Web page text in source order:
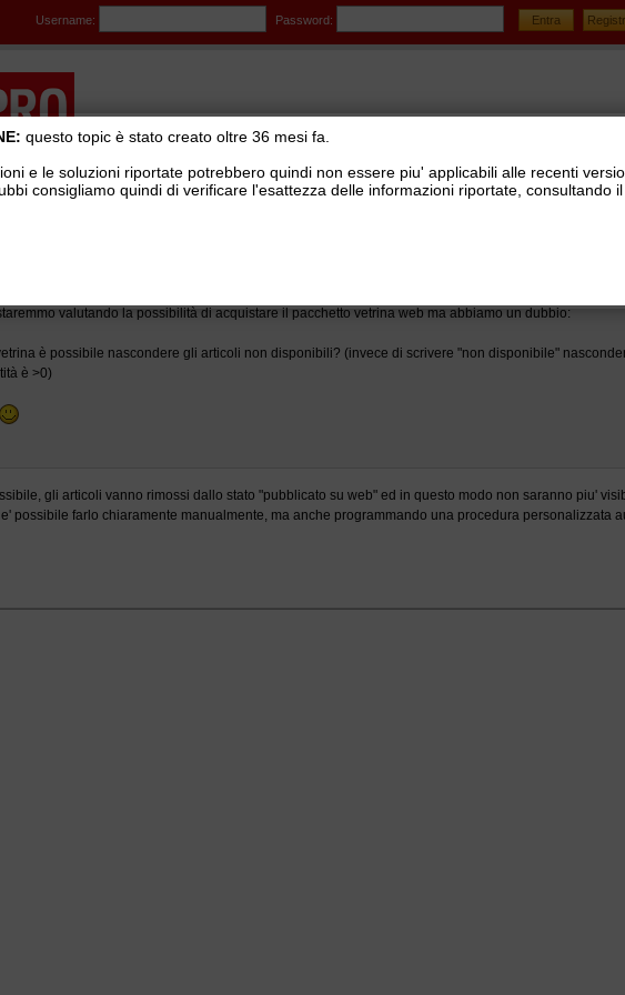
Username: Password:
GRATUITO>Ecommerce e sito Vetrina Ready Pro>Sito Vetrina Ready Pro
valutando la possibilità di acquistare il pacchetto vetrina web ma abbiamo un dubbio:
è possibile nascondere gli articoli non disponibili? (invece di scrivere "non disponibile"
è >0)
gli articoli vanno rimossi dallo stato "pubblicato su web" ed in questo modo non saranno piu'
possibile farlo chiaramente manualmente, ma anche programmando una procedura personalizzata
questo topic è stato creato oltre 36 mesi fa.
e le soluzioni riportate potrebbero quindi non essere piu' applicabili alle recenti
consigliamo quindi di verificare l'esattezza delle informazioni riportate, consultando